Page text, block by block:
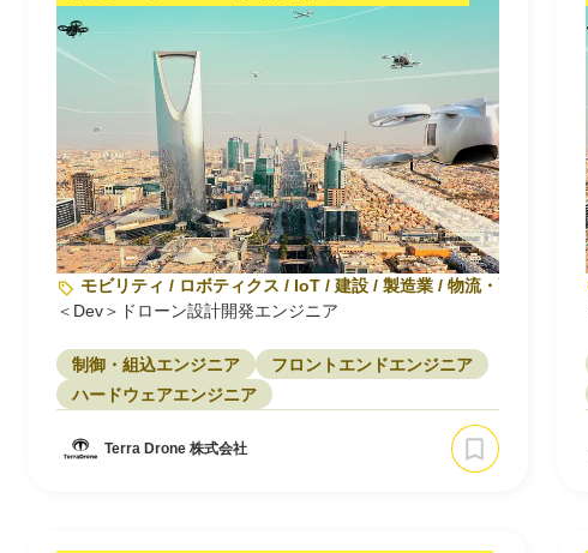
モビリティ / ロボティクス / IoT / 建設 / 製造業 / 物流・配送
＜Dev＞ドローン設計開発エンジニア
制御・組込エンジニア
フロントエンドエンジニア
ハードウェアエンジニア
Terra Drone 株式会社